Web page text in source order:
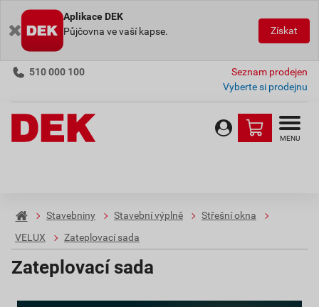
Aplikace DEK
Půjčovna ve vaší kapse.
Získat
510 000 100
Seznam prodejen
Vyberte si prodejnu
MENU
Stavebniny Stavební výplně
Střešní okna
VELUX
Zateplovací sada
Zateplovací sada